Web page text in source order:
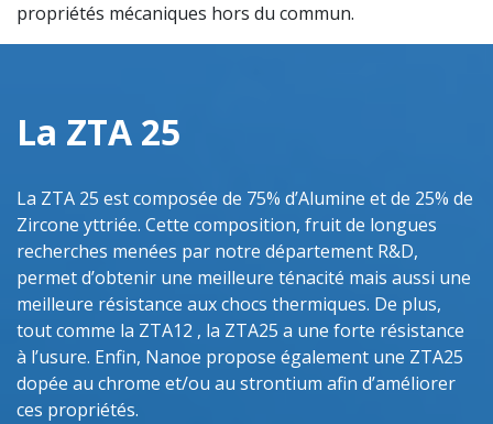
propriétés mécaniques hors du commun.
La ZTA 25
La ZTA 25 est composée de 75% d’Alumine et de 25% de
Zircone yttriée. Cette composition, fruit de longues
recherches menées par notre département R&D,
permet d’obtenir une meilleure ténacité mais aussi une
meilleure résistance aux chocs thermiques. De plus,
tout comme la ZTA12 , la ZTA25 a une forte résistance
à l’usure. Enfin, Nanoe propose également une ZTA25
dopée au chrome et/ou au strontium afin d’améliorer
ces propriétés.